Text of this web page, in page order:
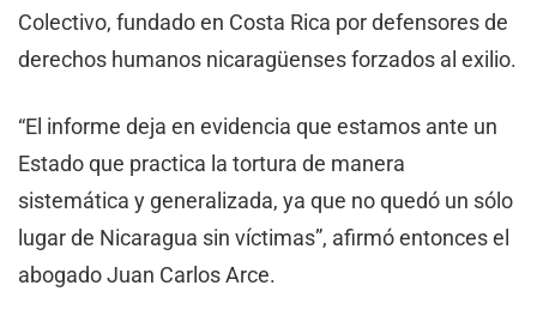
Colectivo, fundado en Costa Rica por defensores de
derechos humanos nicaragüenses forzados al exilio.
“El informe deja en evidencia que estamos ante un
Estado que practica la tortura de manera
sistemática y generalizada, ya que no quedó un sólo
lugar de Nicaragua sin víctimas”, afirmó entonces el
abogado Juan Carlos Arce.